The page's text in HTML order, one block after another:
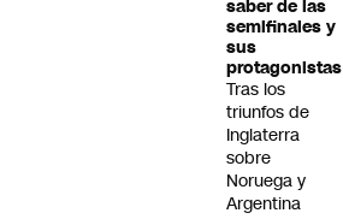
saber de las
semifinales y
sus
protagonistas
Tras los
triunfos de
Inglaterra
sobre
Noruega y
Argentina